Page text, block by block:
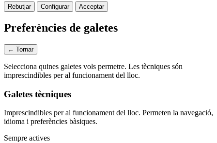
Rebutjar Configurar Acceptar
Preferències de galetes
← Tornar
Selecciona quines galetes vols permetre. Les tècniques són
imprescindibles per al funcionament del lloc.
Galetes tècniques
Imprescindibles per al funcionament del lloc. Permeten la navegació,
idioma i preferències bàsiques.
Sempre actives